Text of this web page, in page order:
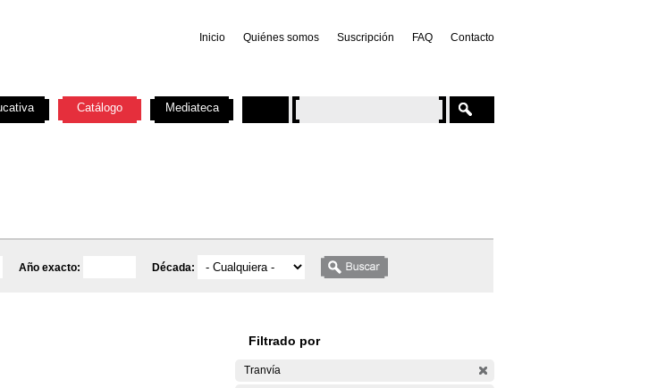
Inicio Quiénes somos Suscripción FAQ Contacto
Año exacto: Década:
Filtrado por
Tranvía
Catálogo Mediateca